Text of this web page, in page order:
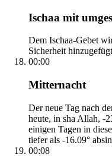
Ischaa mit
Dem Ischaa-Gebet
Sicherheit
00:00
Mitternacht
Der neue Tag nach
heute, in sha Allah, -
einigen Tagen in
tiefer als -16.09°
00:08